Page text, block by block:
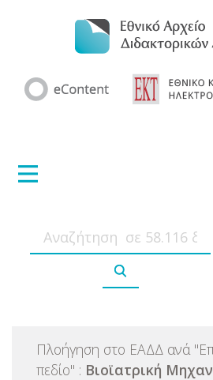
Πλοήγηση στο ΕΑΔΔ ανά "
πεδίο" : Βιοϊατρική